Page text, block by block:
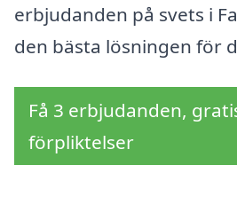
erbjudanden på svets i
den bästa lösningen för
Få 3 erbjudanden,
förpliktelser